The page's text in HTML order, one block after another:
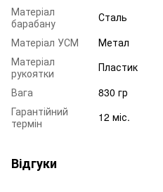
Матеріал
барабану
Сталь
Матеріал УСМ
Метал
Матеріал
рукоятки
Пластик
Вага
830 гр
Гарантійний
термін
12 міс.
Відгуки